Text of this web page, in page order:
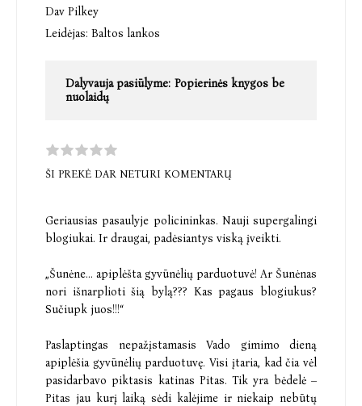
Dav Pilkey
Leidėjas: Baltos lankos
Dalyvauja pasiūlyme: Popierinės knygos be
nuolaidų
ŠI PREKĖ DAR NETURI KOMENTARŲ
Geriausias pasaulyje policininkas. Nauji supergalingi
blogiukai. Ir draugai, padėsiantys viską įveikti.
„Šunėne... apiplėšta gyvūnėlių parduotuvė! Ar Šunėnas
nori išnarplioti šią bylą??? Kas pagaus blogiukus?
Sučiupk juos!!!“
Paslaptingas nepažįstamasis Vado gimimo dieną
apiplėšia gyvūnėlių parduotuvę. Visi įtaria, kad čia vėl
pasidarbavo piktasis katinas Pitas. Tik yra bėdelė –
Pitas jau kurį laiką sėdi kalėjime ir niekaip nebūtų